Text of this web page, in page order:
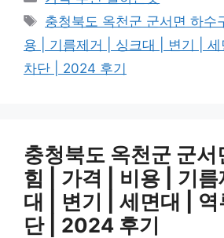
테
고
리
태
그
충청북도 옥천군 군서면 하수
용 | 기름제거 | 싱크대 | 변기 |
차단 | 2024 후기
충청북도 옥천군 군
힘 | 가격 | 비용 | 기
대 | 변기 | 세면대 |
단 | 2024 후기